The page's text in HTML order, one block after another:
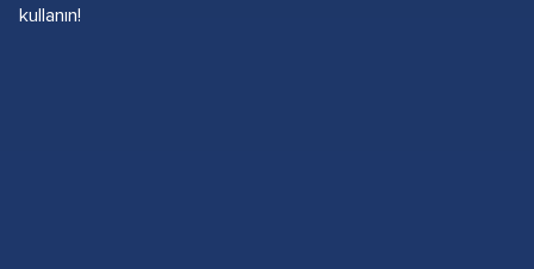
kullanın!